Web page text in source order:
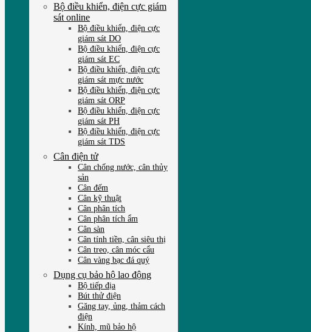
Bộ điều khiển, điện cực giám
sát online
Bộ điều khiển, điện cực
giám sát DO
Bộ điều khiển, điện cực
giám sát EC
Bộ điều khiển, điện cực
giám sát mực nước
Bộ điều khiển, điện cực
giám sát ORP
Bộ điều khiển, điện cực
giám sát PH
Bộ điều khiển, điện cực
giám sát TDS
Cân điện tử
Cân chống nước, cân thủy
sản
Cân đếm
Cân kỹ thuật
Cân phân tích
Cân phân tích ẩm
Cân sàn
Cân tính tiền, cân siêu thị
Cân treo, cân móc cẩu
Cân vàng bạc đá quý
Dụng cụ bảo hộ lao động
Bộ tiếp địa
Bút thử điện
Găng tay, ủng, thảm cách
điện
Kính, mũ bảo hộ